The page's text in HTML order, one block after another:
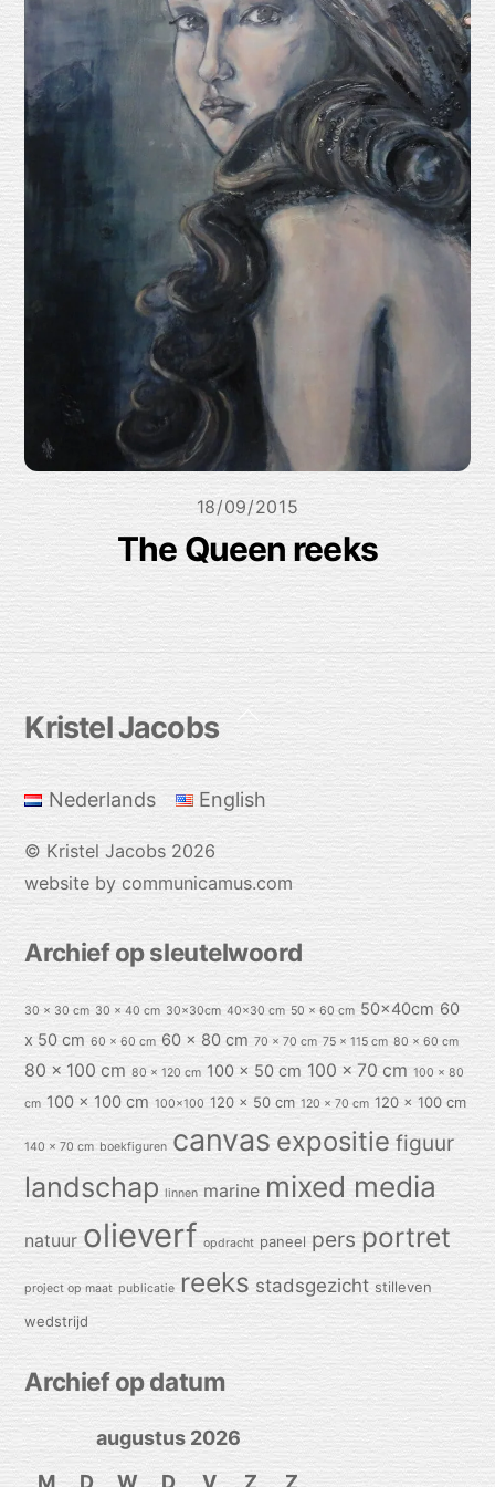
18/09/2015
The Queen reeks
Back
To
Top
Kristel Jacobs
Nederlands English
© Kristel Jacobs 2026
website by communicamus.com
Archief op sleutelwoord
30 x 30 cm 30 x 40 cm 30x30cm 40x30 cm 50 x 60 cm 50x40cm 60
x 50 cm 60 x 60 cm 60 x 80 cm 70 x 70 cm 75 x 115 cm 80 x 60 cm
80 x 100 cm 80 x 120 cm 100 x 50 cm 100 x 70 cm 100 x 80
cm 100 x 100 cm 100x100 120 x 50 cm 120 x 70 cm 120 x 100 cm
140 x 70 cm boekfiguren canvasexpositie figuur
landschap linnen marine mixed media
natuur olieverf opdracht paneel pers portret
project op maat publicatie reeks stadsgezicht stilleven
wedstrijd
Archief op datum
augustus 2026
M
D W D V Z Z